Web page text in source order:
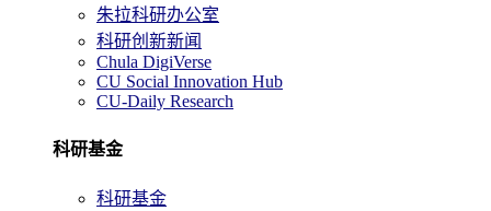
朱拉科研办公室
科研创新新闻
Chula DigiVerse
CU Social Innovation Hub
CU-Daily Research
科研基金
科研基金